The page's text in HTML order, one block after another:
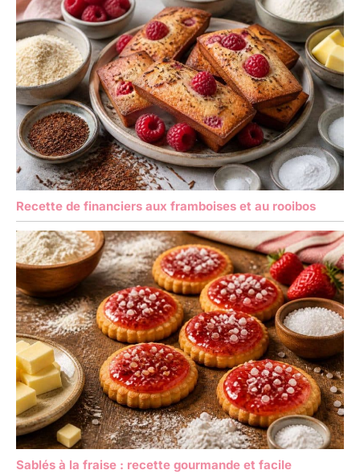
Recette de financiers aux framboises et au rooibos
Sablés à la fraise : recette gourmande et facile